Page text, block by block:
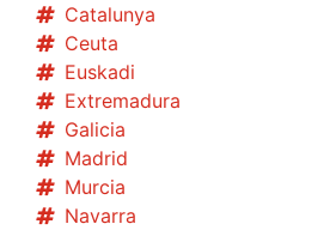
Catalunya
Ceuta
Euskadi
Extremadura
Galicia
Madrid
Murcia
Navarra